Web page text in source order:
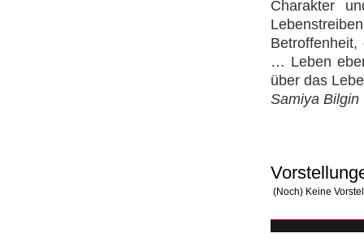
Charakter
… Leben
über das
Samiya Bilgin
(Noch) Keine